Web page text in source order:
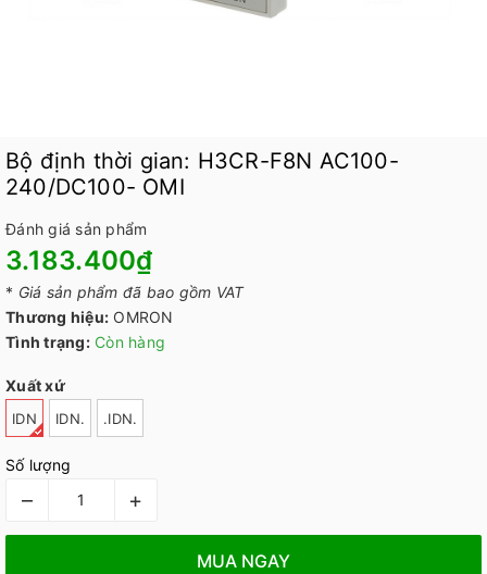
Bộ định thời gian: H3CR-F8N AC100-
240/DC100- OMI
Đánh giá sản phẩm
3.183.400₫
* Giá sản phẩm đã bao gồm VAT
Thương hiệu: OMRON
Tình trạng: Còn hàng
Xuất xứ
IDN IDN. .IDN.
Số lượng
– +
MUA NGAY